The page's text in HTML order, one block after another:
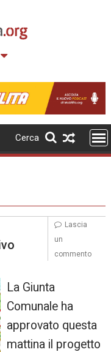
Cerca
La Giunta
Comunale ha
approvato questa
mattina il progetto
Lascia
un
commento